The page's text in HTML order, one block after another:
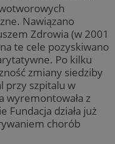
Nawiązano
Zdrowia (w 2001
te cele pozyskiwano
Po kilku
zmiany siedziby
przy szpitalu w
wyremontowała z
Fundacja działa już
chorób